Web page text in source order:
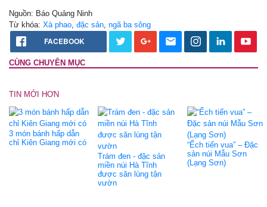
Nguồn: Báo Quảng Ninh
Từ khóa: Xà phao đặc sản ngã ba sông
FACEBOOK
CÙNG CHUYÊN MỤC
TIN MỚI HƠN
3 món bánh hấp dẫn
chỉ Kiên Giang mới có
Trám đen - đặc sản
miền núi Hà Tĩnh
được săn lùng tận
vườn
“Ếch tiến vua” – Đặc
sản núi Mẫu Sơn
(Lạng Sơn)